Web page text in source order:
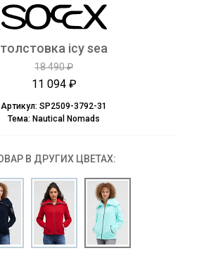
толстовка icy sea
18 490 ₽
11 094 ₽
Артикул: SP2509-3792-31
Тема: Nautical Nomads
В ДРУГИХ ЦВЕТАХ: